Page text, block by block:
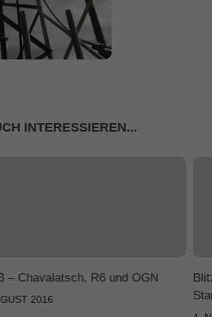
INTERESSIEREN...
– Chavalatsch, R6 und OGN
2016